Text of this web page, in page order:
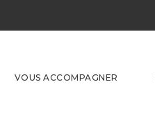
VOUS ACCOMPAGNER